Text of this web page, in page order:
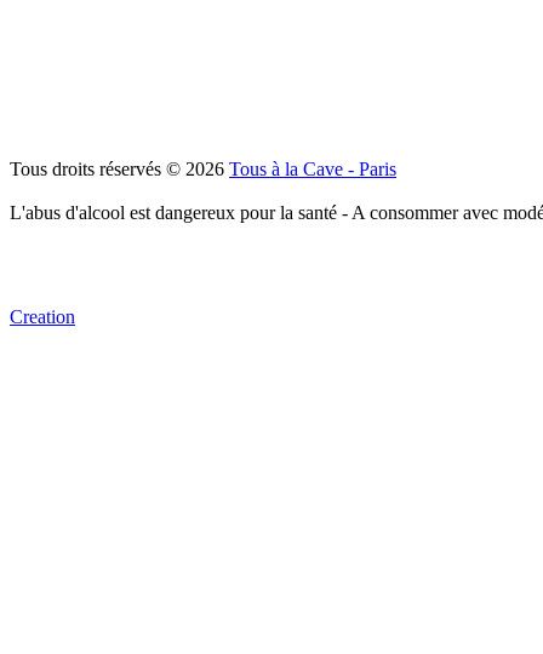
Tous droits réservés © 2026 Tous à la Cave - Paris
L'abus d'alcool est dangereux pour la santé - A consommer avec
Creation